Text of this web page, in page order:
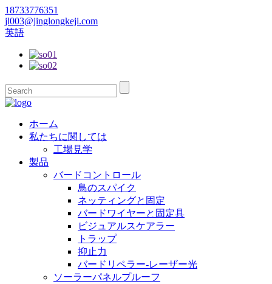
18733776351
jl003@jinglongkeji.com
英語
ホーム
私たちに関しては
工場見学
製品
バードコントロール
鳥のスパイク
ネッティングと固定
バードワイヤーと固定具
ビジュアルスケアラー
トラップ
抑止力
バードリペラー-レーザー光
ソーラーパネルプルーフ